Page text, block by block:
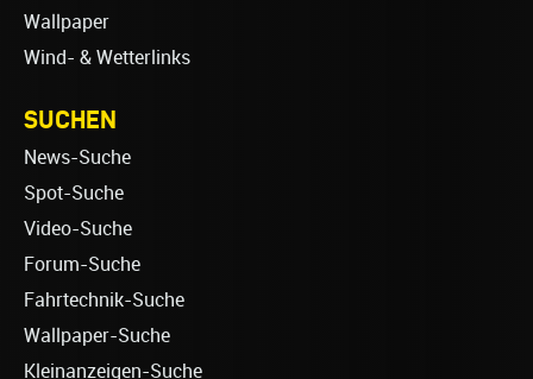
Wallpaper
Wind- & Wetterlinks
SUCHEN
News-Suche
Spot-Suche
Video-Suche
Forum-Suche
Fahrtechnik-Suche
Wallpaper-Suche
Kleinanzeigen-Suche